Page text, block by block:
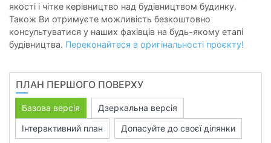
якості і чітке керівництво над будівництвом будинку.
Також Ви отримуєте можливість безкоштовно
консультуватися у наших фахівців на будь-якому етапі
будівництва. Переконайтеся в оригінальності проєкту!
ПЛАН ПЕРШОГО ПОВЕРХУ
Базова версія
Дзеркальна версія
Інтерактивний план
Допасуйте до своєї ділянки